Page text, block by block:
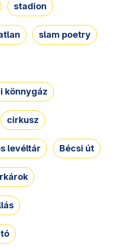
stadion
slam poetry
könnygáz
cirkusz
levéltár Bécsi út